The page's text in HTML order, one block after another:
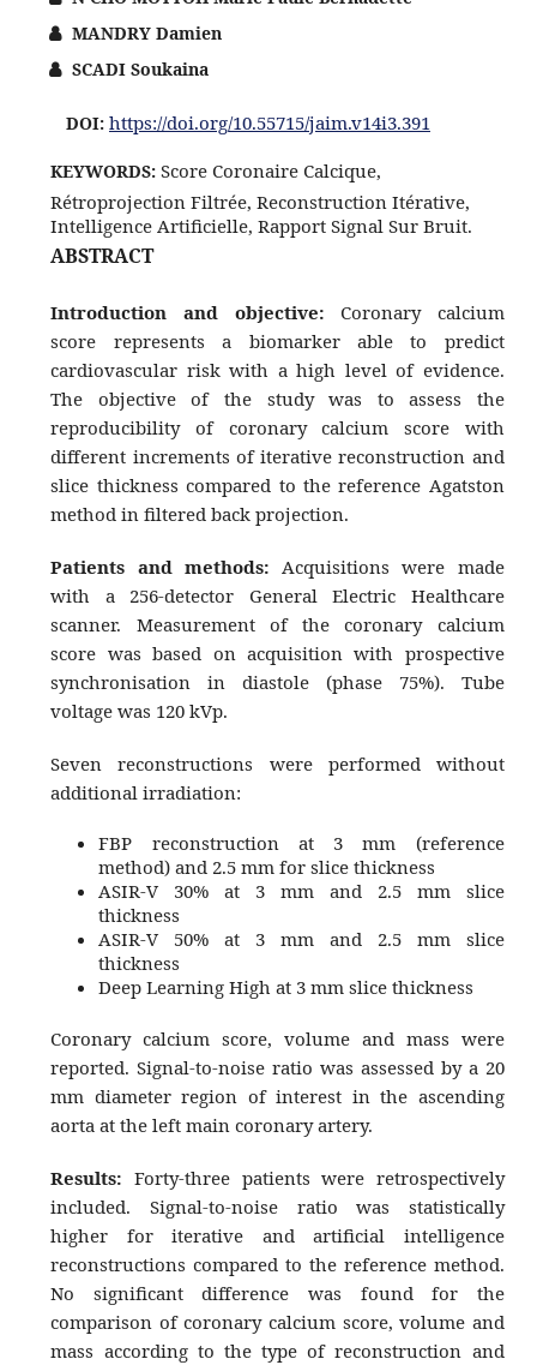
MANDRY Damien
SCADI Soukaina
DOI: https://doi.org/10.55715/jaim.v14i3.391
KEYWORDS:Score Coronaire Calcique,
Rétroprojection Filtrée, Reconstruction Itérative,
Intelligence Artificielle, Rapport Signal Sur Bruit.
ABSTRACT
Introduction and objective: Coronary calcium
score represents a biomarker able to predict
cardiovascular risk with a high level of evidence.
The objective of the study was to assess the
reproducibility of coronary calcium score with
different increments of iterative reconstruction and
slice thickness compared to the reference Agatston
method in filtered back projection.
Patients and methods: Acquisitions were made
with a 256-detector General Electric Healthcare
scanner. Measurement of the coronary calcium
score was based on acquisition with prospective
synchronisation in diastole (phase 75%). Tube
voltage was 120 kVp.
Seven reconstructions were performed without
additional irradiation:
FBP reconstruction at 3 mm (reference
method) and 2.5 mm for slice thickness
ASIR-V 30% at 3 mm and 2.5 mm slice
thickness
ASIR-V 50% at 3 mm and 2.5 mm slice
thickness
Deep Learning High at 3 mm slice thickness
Coronary calcium score, volume and mass were
reported. Signal-to-noise ratio was assessed by a 20
mm diameter region of interest in the ascending
aorta at the left main coronary artery.
Results: Forty-three patients were retrospectively
included. Signal-to-noise ratio was statistically
higher for iterative and artificial intelligence
reconstructions compared to the reference method.
No significant difference was found for the
comparison of coronary calcium score, volume and
mass according to the type of reconstruction and